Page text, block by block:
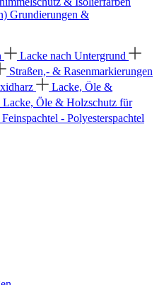
Grundierungen &
Lacke nach Untergrund
Straßen,- & Rasenmarkierungen
Lacke, Öle &
Lacke, Öle & Holzschutz für
- Polyesterspachtel